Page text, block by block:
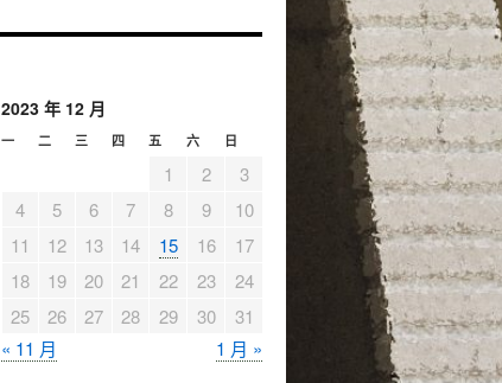
2023 年 12 月
一 二 三 四 五 六 日
1 2
3
4
5 6 7 8 9
10
11
12 13 14 15 16
17
18
19 20 21 22 23
24
25
26 27 28 29 30
31
« 11 月
1 月 »